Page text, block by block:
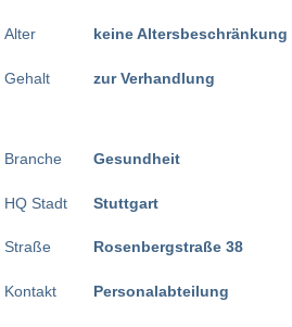
Alter
Gehalt
keine Altersbeschränkung
zur Verhandlung
Branche
HQ Stadt
Straße
Kontakt
Gesundheit
Stuttgart
Rosenbergstraße 38
Personalabteilung